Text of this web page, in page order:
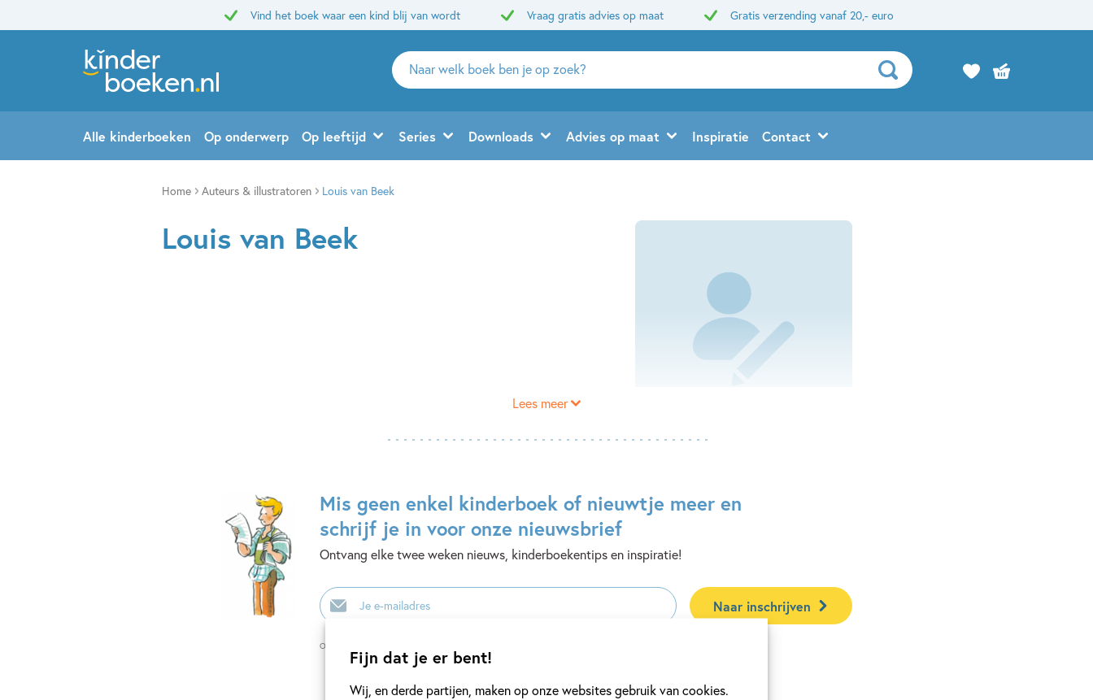
Fijn dat je er bent!
Wij, en derde partijen, maken op onze websites gebruik van cookies.
Vind het boek waar een kind blij van wordt Vraag gratis advies op maat Gratis verzending vanaf 20,- euro
Zoeken
naar
en
uitgevers
Alle kinderboeken Op onderwerp Op leeftijd Series Downloads Advies op maat Inspiratie Contact
Home Auteurs & illustratoren Louis van Beek
Louis van Beek
Lees meer
Mis geen enkel kinderboek of nieuwtje meer en
schrijf je in voor onze nieuwsbrief
Ontvang elke twee weken nieuws, kinderboekentips en inspiratie!
E-
mailadres
Naar inschrijven
Op onze nieuwsbrieven is het